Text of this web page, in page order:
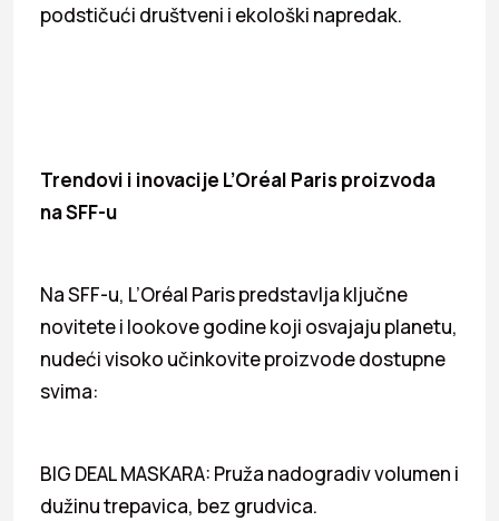
podstičući društveni i ekološki napredak.
Trendovi i inovacije L’Oréal Paris proizvoda
na SFF-u
Na SFF-u, L’Oréal Paris predstavlja ključne
novitete i lookove godine koji osvajaju planetu,
nudeći visoko učinkovite proizvode dostupne
svima:
BIG DEAL MASKARA: Pruža nadogradiv volumen i
dužinu trepavica, bez grudvica.